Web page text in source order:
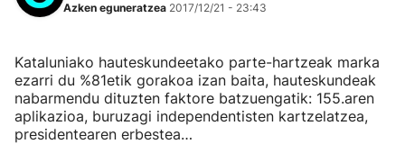
Azken eguneratzea 2017/12/21 - 23:43
Kataluniako hauteskundeetako parte-hartzeak marka
ezarri du %81etik gorakoa izan baita, hauteskundeak
nabarmendu dituzten faktore batzuengatik: 155.aren
aplikazioa, buruzagi independentisten kartzelatzea,
presidentearen erbestea…